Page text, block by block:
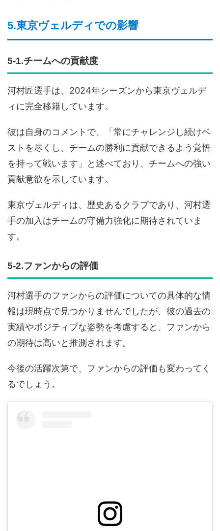
5.東京ヴェルディでの影響
5-1.チームへの貢献度
河村匠選手は、2024年シーズンから東京ヴェルデ
ィに完全移籍しています。
彼は自身のコメントで、「常にチャレンジし続けベ
ストを尽くし、チームの勝利に貢献できるよう覚悟
を持って戦います」と述べており、チームへの強い
貢献意欲を示しています。
東京ヴェルディは、歴史あるクラブであり、河村選
手の加入はチームの守備力強化に期待されていま
す。
5-2.ファンからの評価
河村選手のファンからの評価についての具体的な情
報は現時点で見つかりませんでしたが、彼の過去の
実績やポジティブな姿勢を考慮すると、ファンから
の期待は高いと推測されます。
今後の活躍次第で、ファンからの評価も変わってく
るでしょう。